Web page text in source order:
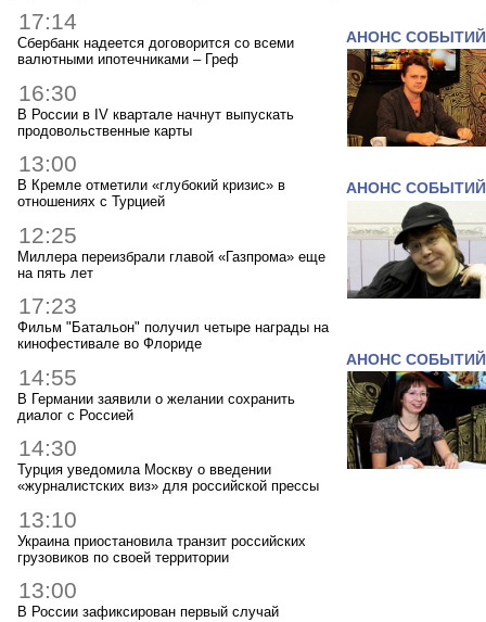
17:14
Сбербанк надеется договорится со всеми
валютными ипотечниками – Греф
16:30
В России в IV квартале начнут выпускать
продовольственные карты
13:00
В Кремле отметили «глубокий кризис» в
отношениях с Турцией
12:25
Миллера переизбрали главой «Газпрома» еще
на пять лет
17:23
Фильм "Батальон" получил четыре награды на
кинофестивале во Флориде
14:55
В Германии заявили о желании сохранить
диалог с Россией
14:30
Турция уведомила Москву о введении
«журналистских виз» для российской прессы
13:10
Украина приостановила транзит российских
грузовиков по своей территории
13:00
В России зафиксирован первый случай
АНОНС СОБЫТИЙ
АНОНС СОБЫТИЙ
АНОНС СОБЫТИЙ